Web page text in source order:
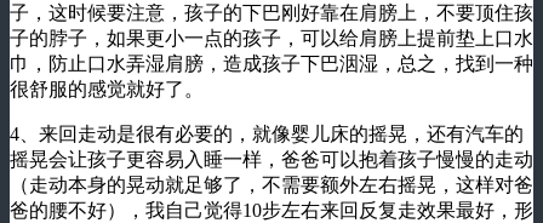
子，这时候要注意，孩子的下巴刚好靠在肩膀上，不要顶住孩
子的脖子，如果更小一点的孩子，可以给肩膀上提前垫上口水
巾，防止口水弄湿肩膀，造成孩子下巴洇湿，总之，找到一种
很舒服的感觉就好了。
4、来回走动是很有必要的，就像婴儿床的摇晃，还有汽车的
摇晃会让孩子更容易入睡一样，爸爸可以抱着孩子慢慢的走动
（走动本身的晃动就足够了，不需要额外左右摇晃，这样对爸
爸的腰不好），我自己觉得10步左右来回反复走效果最好，形